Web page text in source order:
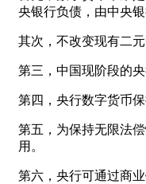
央银行负债，由中央
其次，不改变现有二
第三，中国现阶段的
第四，央行数字货币
第五，为保持无限法
用。
第六，央行可通过商